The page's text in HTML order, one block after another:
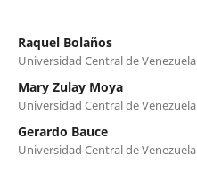
Raquel Bolaños
Universidad Central de Venezuela
Mary Zulay Moya
Universidad Central de Venezuela
Gerardo Bauce
Universidad Central de Venezuela